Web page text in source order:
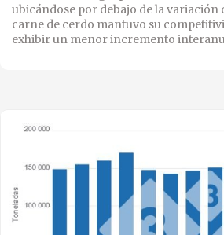
ubicándose por debajo de la variación
carne de cerdo mantuvo su
exhibir un menor incremento